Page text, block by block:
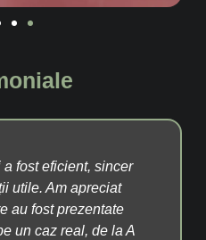
fost eficient, sincer
utile. Am apreciat
au fost prezentate
un caz real, de la A